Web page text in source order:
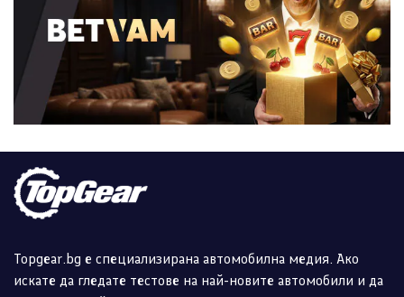
Topgear.bg е специализирана автомобилна медия. Ако
искате да гледате тестове на най-новите автомобили и да